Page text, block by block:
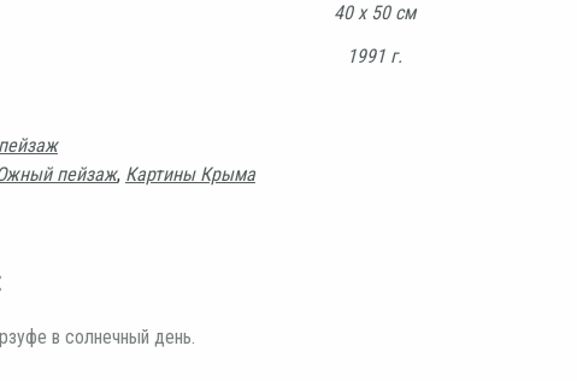
40 х 50 см
1991 г.
пейзаж, Картины Крыма
в солнечный день.